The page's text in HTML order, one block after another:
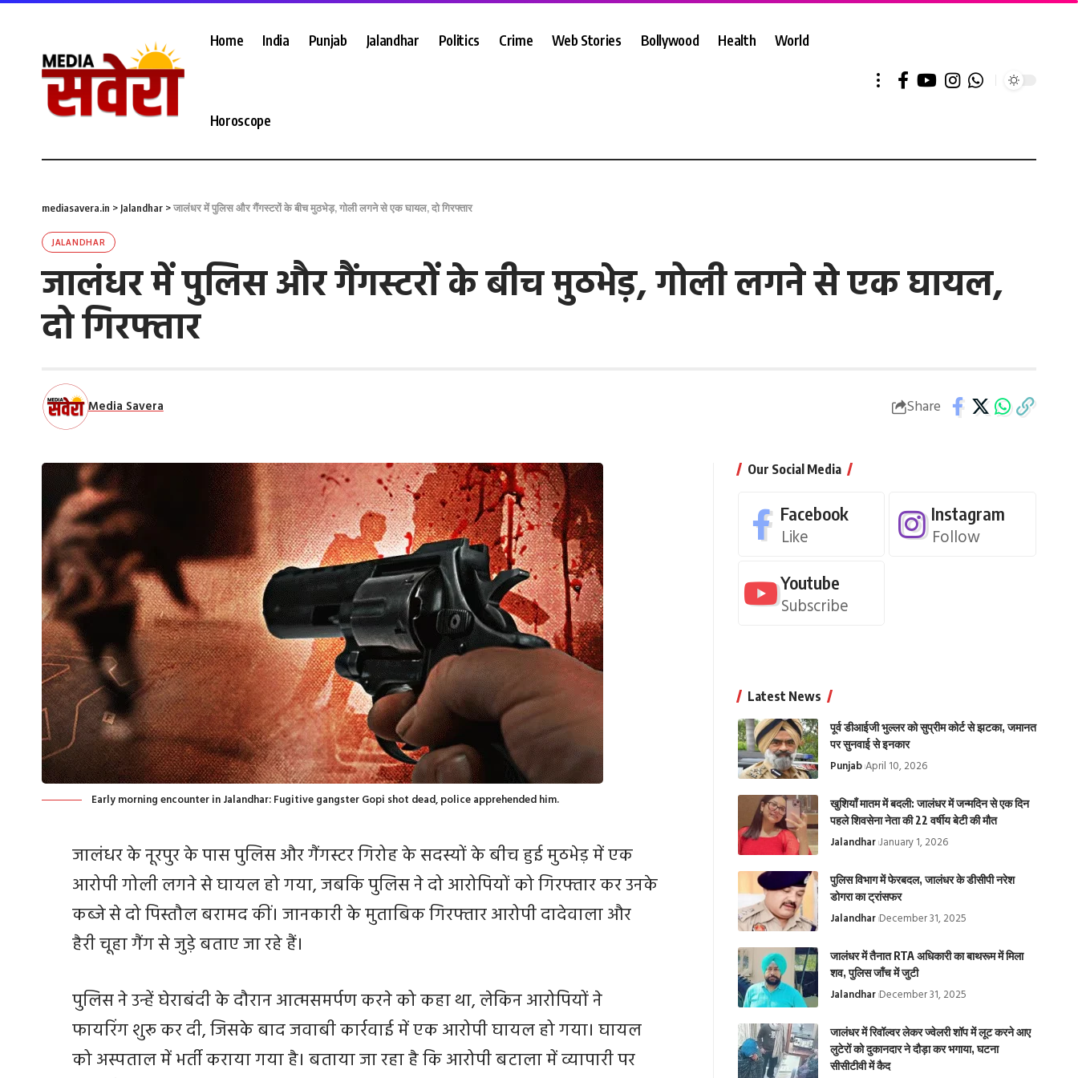
Home India Punjab Jalandhar Politics Crime Web Stories Bollywood Health World
Horoscope
mediasavera.in > Jalandhar >जालंधर में पुलिस और गैंगस्टरों के बीच मुठभेड़, गोली लगने से एक घायल, दो गिरफ्तार
JALANDHAR
जालंधर में पुलिस और गैंगस्टरों के बीच मुठभेड़, गोली लगने से एक घायल,
दो गिरफ्तार
Media Savera Share
Early morning encounter in Jalandhar: Fugitive gangster Gopi shot dead, police apprehended him.
जालंधर के नूरपुर के पास पुलिस और गैंगस्टर गिरोह के सदस्यों के बीच हुई मुठभेड़ में एक
आरोपी गोली लगने से घायल हो गया, जबकि पुलिस ने दो आरोपियों को गिरफ्तार कर उनके
कब्जे से दो पिस्तौल बरामद कीं। जानकारी के मुताबिक गिरफ्तार आरोपी दादेवाला और
हैरी चूहा गैंग से जुड़े बताए जा रहे हैं।
पुलिस ने उन्हें घेराबंदी के दौरान आत्मसमर्पण करने को कहा था, लेकिन आरोपियों ने
फायरिंग शुरू कर दी, जिसके बाद जवाबी कार्रवाई में एक आरोपी घायल हो गया। घायल
को अस्पताल में भर्ती कराया गया है। बताया जा रहा है कि आरोपी बटाला में व्यापारी पर
Our Social Media
Facebook
Like
Instagram
Follow
Youtube
Subscribe
Latest News
पूर्व डीआईजी भुल्लर को सुप्रीम कोर्ट से झटका, जमानत
पर सुनवाई से इनकार
Punjab April 10, 2026
खुशियाँ मातम में बदली: जालंधर में जन्मदिन से एक दिन
पहले शिवसेना नेता की 22 वर्षीय बेटी की मौत
Jalandhar January 1, 2026
पुलिस विभाग में फेरबदल, जालंधर के डीसीपी नरेश
डोगरा का ट्रांसफर
Jalandhar December 31, 2025
जालंधर में तैनात RTA अधिकारी का बाथरूम में मिला
शव, पुलिस जाँच में जुटी
Jalandhar December 31, 2025
जालंधर में रिवॉल्वर लेकर ज्वेलरी शॉप में लूट करने आए
लुटेरों को दुकानदार ने दौड़ा कर भगाया, घटना
सीसीटीवी में कैद